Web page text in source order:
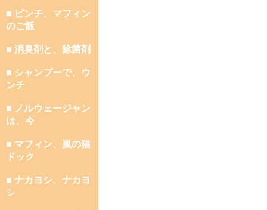
■ ピンチ、マフィン
のご飯
■ 消臭剤と、除菌剤
■ シャンプーで、ウ
ンチ
■ ノルウェージャン
は、今
■ マフィン、嵐の猫
ドック
■ ナカヨシ、ナカヨ
シ